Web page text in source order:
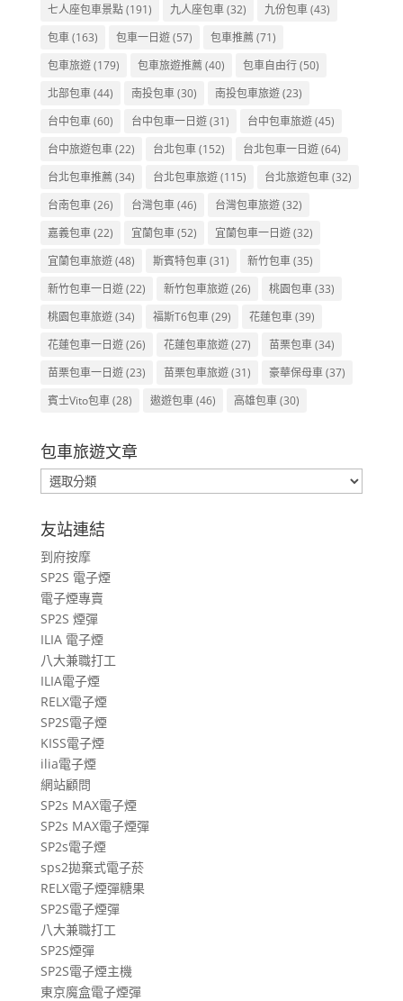
七人座包車景點(191) 九人座包車(32) 九份包車(43)
包車(163) 包車一日遊(57) 包車推薦(71)
包車旅遊(179) 包車旅遊推薦(40) 包車自由行(50)
北部包車(44) 南投包車(30) 南投包車旅遊(23)
台中包車(60) 台中包車一日遊(31) 台中包車旅遊(45)
台中旅遊包車(22) 台北包車(152) 台北包車一日遊(64)
台北包車推薦(34) 台北包車旅遊(115) 台北旅遊包車(32)
台南包車(26) 台灣包車(46) 台灣包車旅遊(32)
嘉義包車(22) 宜蘭包車(52) 宜蘭包車一日遊(32)
宜蘭包車旅遊(48) 斯賓特包車(31) 新竹包車(35)
新竹包車一日遊(22) 新竹包車旅遊(26) 桃園包車(33)
桃園包車旅遊(34) 福斯T6包車(29) 花蓮包車(39)
花蓮包車一日遊(26) 花蓮包車旅遊(27) 苗栗包車(34)
苗栗包車一日遊(23) 苗栗包車旅遊(31) 豪華保母車(37)
賓士Vito包車(28) 遨遊包車(46) 高雄包車(30)
包車旅遊文章
包
車
旅
遊
文
章
友站連結
到府按摩
SP2S 電子煙
電子煙專賣
SP2S 煙彈
ILIA 電子煙
八大兼職打工
ILIA電子煙
RELX電子煙
SP2S電子煙
KISS電子煙
ilia電子煙
網站顧問
SP2s MAX電子煙
SP2s MAX電子煙彈
SP2s電子煙
sps2拋棄式電子菸
RELX電子煙彈糖果
SP2S電子煙彈
八大兼職打工
SP2S煙彈
SP2S電子煙主機
東京魔盒電子煙彈